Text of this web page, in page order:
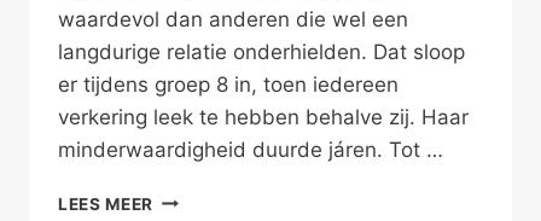
waardevol dan anderen die wel een
langdurige relatie onderhielden. Dat sloop
er tijdens groep 8 in, toen iedereen
verkering leek te hebben behalve zij. Haar
minderwaardigheid duurde járen. Tot …
LEES MEER WAARDEVOL